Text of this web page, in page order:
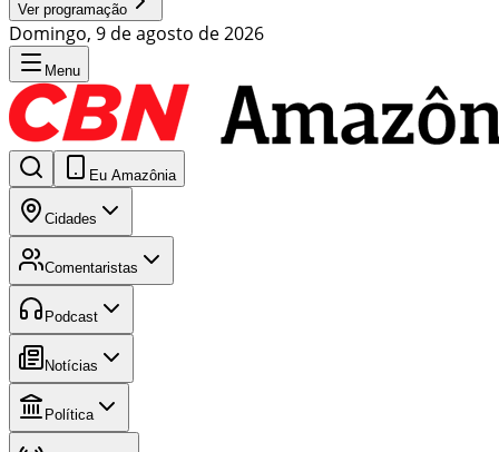
Ver programação
Domingo, 9 de agosto de 2026
Menu
Eu Amazônia
Cidades
Comentaristas
Podcast
Notícias
Política